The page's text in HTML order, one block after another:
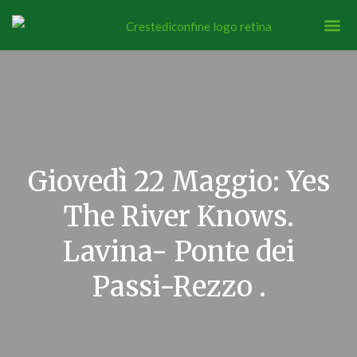
Giovedì 22 Maggio: Yes
The River Knows.
Lavina- Ponte dei
Passi-Rezzo .